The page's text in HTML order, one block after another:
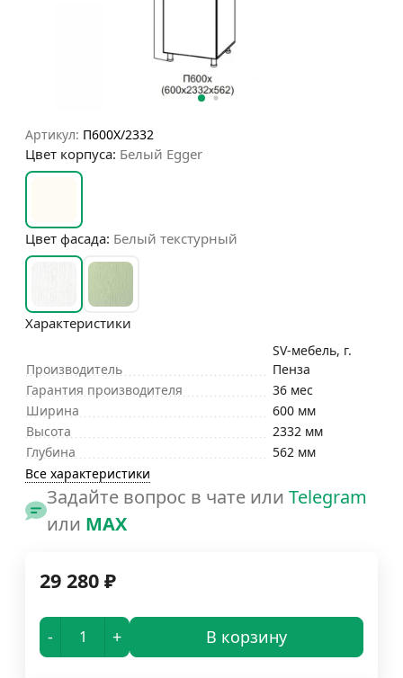
Артикул: П600Х/2332
Цвет корпуса: Белый Egger
Цвет фасада: Белый текстурный
Характеристики
Производитель
SV-мебель, г.
Пенза
Гарантия производителя
36 мес
Ширина
600 мм
Высота
2332 мм
Глубина
562 мм
Все характеристики
Задайте вопрос в чате или Telegram
или MAX
29 280 ₽
- + В корзину